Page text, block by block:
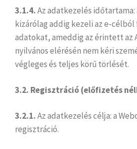
3.1.4.Az adatkezelés
kizárólag addig kezeli az e-
adatokat, ameddig az érintett az
nyilvános elérésén nem kéri
végleges és teljes körű törlését.
3.2. Regisztráció (előfizetés
3.2.1.Az adatkezelés célja: a
regisztráció.